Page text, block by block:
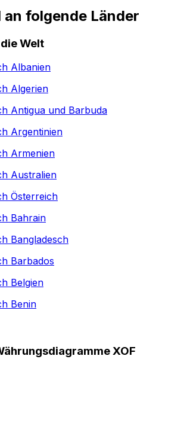
an folgende Länder
Welt
Albanien
Algerien
Antigua und Barbuda
Argentinien
Armenien
Australien
Österreich
Bahrain
Bangladesch
Barbados
Belgien
Benin
XOF